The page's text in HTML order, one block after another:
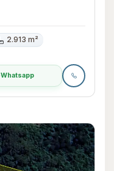
2.913 m²
Whatsapp